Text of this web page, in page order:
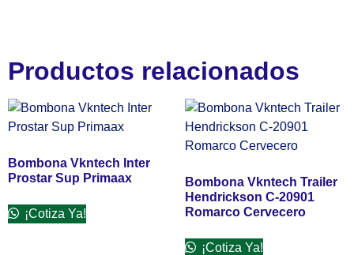
Productos relacionados
Bombona Vkntech Inter
Prostar Sup Primaax
¡Cotiza Ya!
Bombona Vkntech Trailer
Hendrickson C-20901
Romarco Cervecero
¡Cotiza Ya!